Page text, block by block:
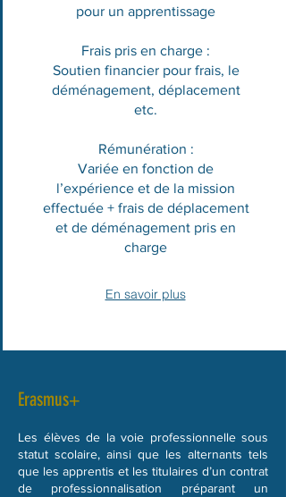
pour un apprentissage
Frais pris en charge :
Soutien financier pour frais, le
déménagement, déplacement
etc.
Rémunération :
Variée en fonction de
l’expérience et de la mission
effectuée + frais de déplacement
et de déménagement pris en
charge
En savoir plus
Erasmus+
Les élèves de la voie professionnelle sous
statut scolaire, ainsi que les alternants tels
que les apprentis et les titulaires d’un contrat
de professionnalisation préparant un